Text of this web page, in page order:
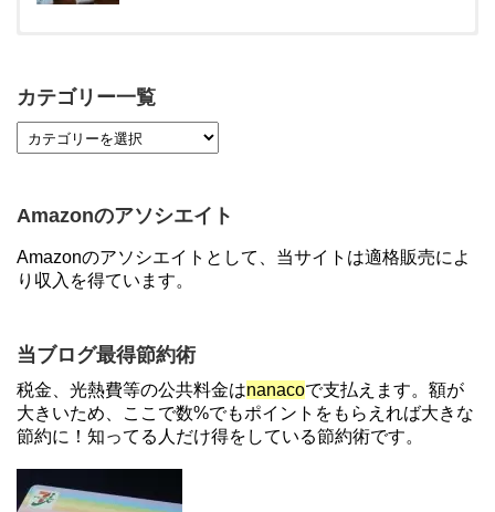
【7/21まで】エアウォレット(COIN+)で最大98,300
【2倍増量】PayPayカード、まるごとフラットリボ
登録と3回利用で10000ptがもらえるキャンペーン！
3/31まで
【解決】マリオットボンヴォイにログインできな
い、パスワード変更不可の原因はコレでした。
住信SBIネット銀行のデビットカードPoint＋で最大
2%還元！V NEOバンクデビットとどっちが良い？
カテゴリー一覧
Amazonのアソシエイト
Amazonのアソシエイトとして、当サイトは適格販売によ
り収入を得ています。
当ブログ最得節約術
税金、光熱費等の公共料金はnanacoで支払えます。額が
大きいため、ここで数%でもポイントをもらえれば大きな
節約に！知ってる人だけ得をしている節約術です。